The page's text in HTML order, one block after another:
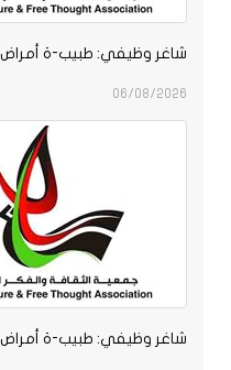
شاغر وظيفي: طبيب-ة أمراض
06/08/2026
شاغر وظيفي: طبيب-ة أمراض